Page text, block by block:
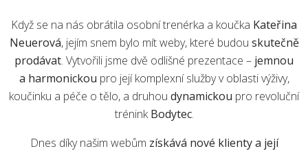
Když se na nás obrátila osobní trenérka a koučka Kateřina
Neuerová, jejím snem bylo mít weby, které budou skutečně
prodávat. Vytvořili jsme dvě odlišné prezentace – jemnou
a harmonickou pro její komplexní služby v oblasti výživy,
koučinku a péče o tělo, a druhou dynamickou pro revoluční
tréninkBodytec.
Dnes díky našim webům získává nové klienty a její